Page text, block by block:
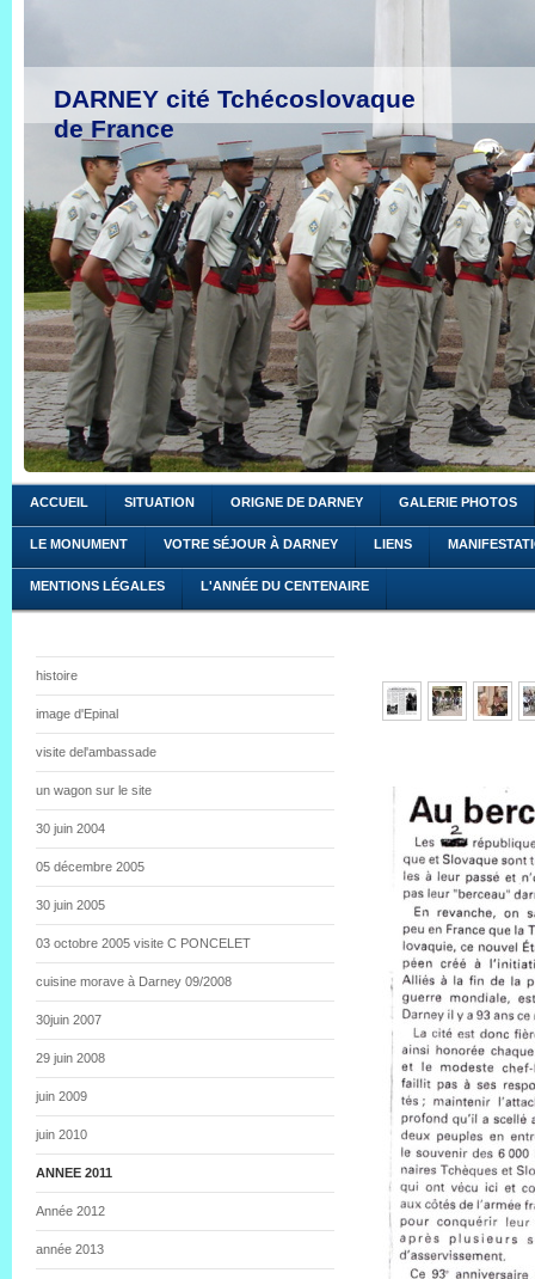
DARNEY cité Tchécoslovaque
de France
comité de
ACCUEIL SITUATION ORIGNE DE DARNEY GALERIE PHOTOS
LE MONUMENT VOTRE SÉJOUR À DARNEY LIENS
MENTIONS LÉGALES L'ANNÉE DU CENTENAIRE
histoire
image d'Epinal
visite del'ambassade
un wagon sur le site
30 juin 2004
05 décembre 2005
30 juin 2005
03 octobre 2005 visite C PONCELET
cuisine morave à Darney 09/2008
30juin 2007
29 juin 2008
juin 2009
juin 2010
ANNEE 2011
Année 2012
année 2013